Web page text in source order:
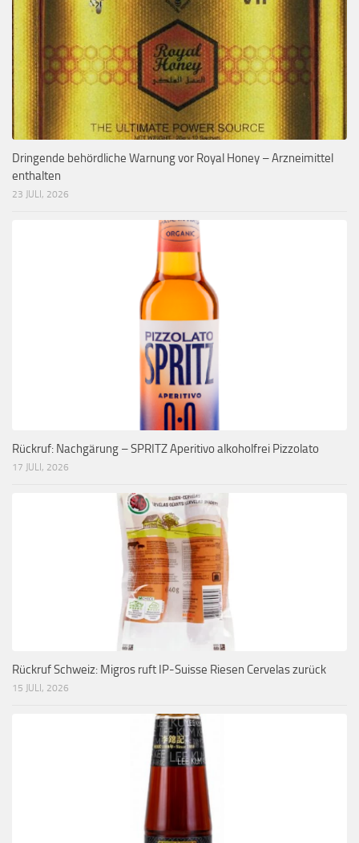
Dringende behördliche Warnung vor Royal Honey – Arzneimittel
enthalten
23 JULI, 2026
Rückruf: Nachgärung – SPRITZ Aperitivo alkoholfrei Pizzolato
17 JULI, 2026
Rückruf Schweiz: Migros ruft IP-Suisse Riesen Cervelas zurück
15 JULI, 2026